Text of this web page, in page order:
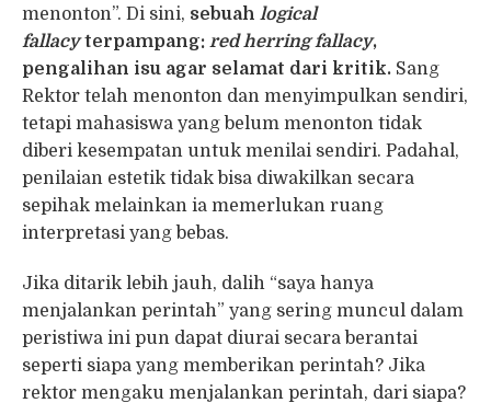
menonton”. Di sini, sebuah logical
fallacyterpampang: red herring fallacy,
pengalihan isu agar selamat dari kritik. Sang
Rektor telah menonton dan menyimpulkan sendiri,
tetapi mahasiswa yang belum menonton tidak
diberi kesempatan untuk menilai sendiri. Padahal,
penilaian estetik tidak bisa diwakilkan secara
sepihak melainkan ia memerlukan ruang
interpretasi yang bebas.
Jika ditarik lebih jauh, dalih “saya hanya
menjalankan perintah” yang sering muncul dalam
peristiwa ini pun dapat diurai secara berantai
seperti siapa yang memberikan perintah? Jika
rektor mengaku menjalankan perintah, dari siapa?